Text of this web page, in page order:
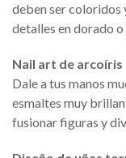
deben ser coloridos
detalles en dorado
Nail art de arcoíris
Dale a tus manos
esmaltes muy
fusionar figuras y